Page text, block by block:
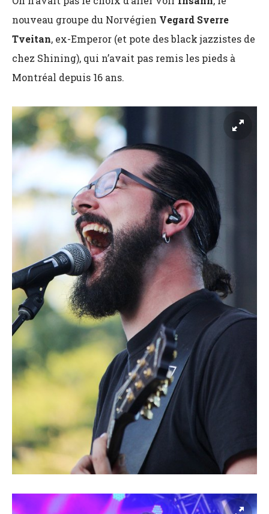
nouveau groupe du Norvégien Vegard Sverre
Tveitan, ex-Emperor (et pote des black jazzistes de
chez Shining), qui n’avait pas remis les pieds à
Montréal depuis 16 ans.